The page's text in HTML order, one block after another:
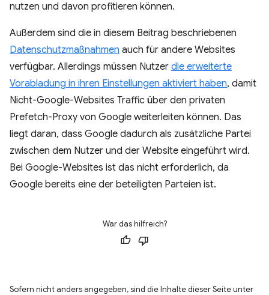
nutzen und davon profitieren können.
Außerdem sind die in diesem Beitrag beschriebenen
Datenschutzmaßnahmen auch für andere Websites
verfügbar. Allerdings müssen Nutzer die erweiterte
Vorabladung in ihren Einstellungen aktiviert haben, damit
Nicht-Google-Websites Traffic über den privaten
Prefetch-Proxy von Google weiterleiten können. Das
liegt daran, dass Google dadurch als zusätzliche Partei
zwischen dem Nutzer und der Website eingeführt wird.
Bei Google-Websites ist das nicht erforderlich, da
Google bereits eine der beteiligten Parteien ist.
War das hilfreich?
Sofern nicht anders angegeben, sind die Inhalte dieser Seite unter